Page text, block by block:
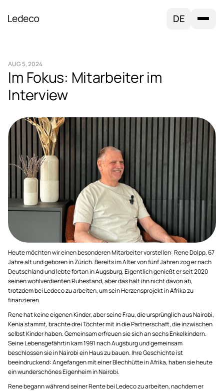
DE
AUG 5, 2024
Im Fokus: Mitarbeiter im
Interview
Heute möchten wir einen besonderen Mitarbeiter vorstellen: Rene Dolpp, 67
Jahre alt und geboren in Zürich. Bereits im Alter von fünf Jahren zog er nach
Deutschland und lebte fortan in Augsburg. Eigentlich genießt er seit 2020
seinen wohlverdienten Ruhestand, aber das hält ihn nicht davon ab,
trotzdem bei Ledeco zu arbeiten, um sein Herzensprojekt in Afrika zu
finanzieren.
Rene hat keine eigenen Kinder, aber seine Frau, die ursprünglich aus Nairobi,
Kenia stammt, brachte drei Töchter mit in die Partnerschaft, die inzwischen
selbst Kinder haben. Gemeinsam erfreuen sie sich an sechs Enkelkindern.
Seine Lebensgefährtin kam 1991 nach Augsburg und gemeinsam
beschlossen sie in Nairobi ein Haus zu bauen. Ihre Geschichte ist
beeindruckend: Angefangen mit einer Blechhütte in Afrika, haben sie heute
ein wunderschönes Eigenheim in Nairobi.
Rene begann während seiner Rente bei Ledeco zu arbeiten, nachdem er